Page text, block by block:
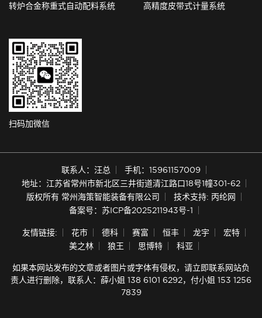
转炉合金称重式自动配料系统 高精度皮带式计量系统
扫码加微信
联系人：汪总
手机：15961157009
地址：江苏省常州市新北区三井街道清江路口18号1幢301-62
版权所有 常州海策智能装备有限公司
技术支持: 丙纶网
备案号：苏ICP备2025211943号-1
友情链接: 花市 德科 赛富 恒丰 龙宇
宏特
美之林
狼王 思博特 科亚
如果本网站发布的文章或者图片或字体有侵权，请立即联系网站负
责人进行删除，联系人：薛小姐 138 6101 6292，付小姐 153 1256
7839